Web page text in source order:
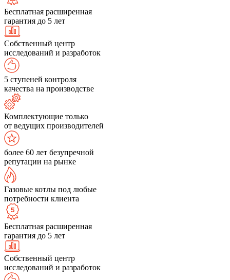
Бесплатная расширенная
гарантия до 5 лет
Собственный центр
исследований и разработок
5 ступеней контроля
качества на производстве
Комплектующие только
от ведущих производителей
более 60 лет безупречной
репутации на рынке
Газовые котлы под любые
потребности клиента
Бесплатная расширенная
гарантия до 5 лет
Собственный центр
исследований и разработок